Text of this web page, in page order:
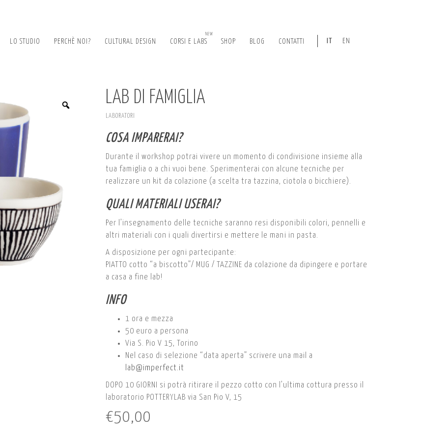
LO STUDIO PERCHÈ NOI? CULTURAL DESIGN CORSI E LABS
NEW
SHOP BLOG CONTATTI IT EN
LAB DI FAMIGLIA
LABORATORI
COSA IMPARERAI?
Durante il workshop potrai vivere un momento di condivisione insieme alla
tua famiglia o a chi vuoi bene. Sperimenterai con alcune tecniche per
realizzare un kit da colazione (a scelta tra tazzina, ciotola o bicchiere).
QUALI MATERIALI USERAI?
Per l’insegnamento delle tecniche saranno resi disponibili colori, pennelli e
altri materiali con i quali divertirsi e mettere le mani in pasta.
A disposizione per ogni partecipante:
PIATTO cotto “a biscotto”/ MUG / TAZZINE da colazione da dipingere e portare
a casa a fine lab!
INFO
1 ora e mezza
50 euro a persona
Via S. Pio V 15, Torino
Nel caso di selezione “data aperta” scrivere una mail a
lab@imperfect.it
DOPO 10 GIORNI si potrà ritirare il pezzo cotto con l’ultima cottura presso il
laboratorio POTTERYLAB via San Pio V, 15
€50,00